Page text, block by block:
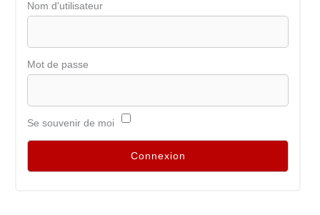
Nom d'utilisateur
Mot de passe
Se souvenir de moi